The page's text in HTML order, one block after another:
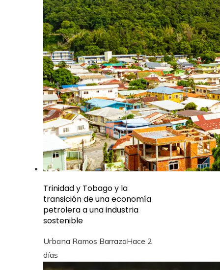
Trinidad y Tobago y la
transición de una economía
petrolera a una industria
sostenible
Urbana Ramos BarrazaHace 2
días